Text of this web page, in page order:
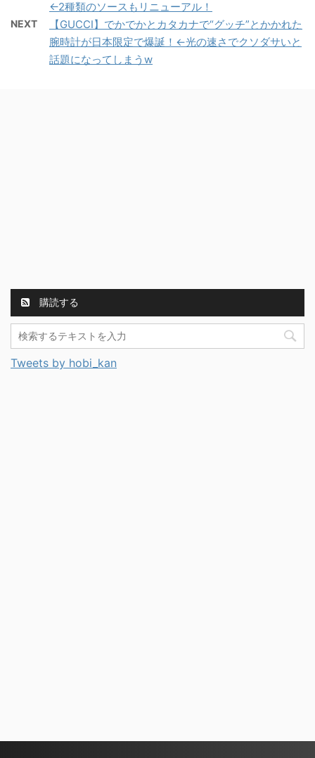
←2種類のソースもリニューアル！
NEXT
【GUCCI】でかでかとカタカナで“グッチ”とかかれた
腕時計が日本限定で爆誕！←光の速さでクソダサいと
話題になってしまうw
購読する
Tweets by hobi_kan